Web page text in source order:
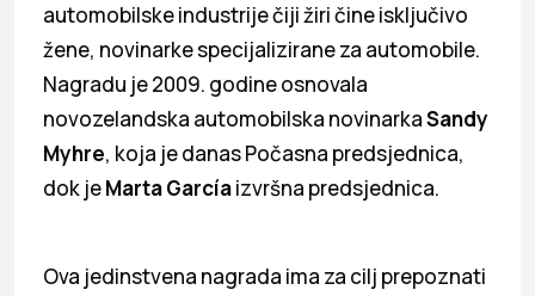
automobilske industrije čiji žiri čine isključivo
žene, novinarke specijalizirane za automobile.
Nagradu je 2009. godine osnovala
novozelandska automobilska novinarkaSandy
Myhre, koja je danas Počasna predsjednica,
dok jeMarta Garcíaizvršna predsjednica.
Ova jedinstvena nagrada ima za cilj prepoznati